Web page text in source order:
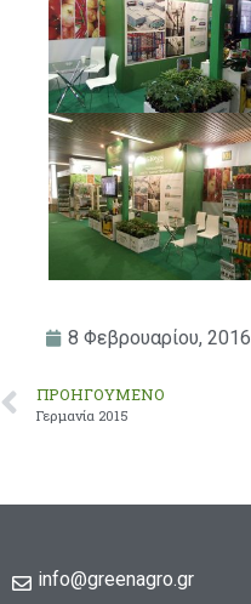
8 Φεβρουαρίου, 2016
ΠΡΟΗΓΟΎΜΕΝΟ
Γερμανία 2015
info@greenagro.gr